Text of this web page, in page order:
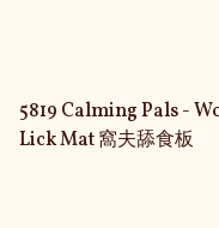
5819 Calming Pals -
Lick Mat 窩夫舔食板